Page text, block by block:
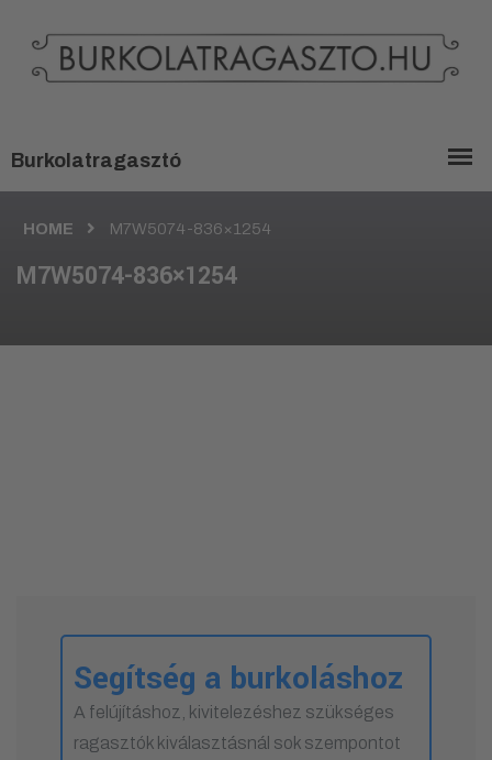
HOME M7W5074-836×1254
M7W5074-836×1254
Segítség a burkoláshoz
A felújításhoz, kivitelezéshez szükséges
ragasztók kiválasztásnál sok szempontot